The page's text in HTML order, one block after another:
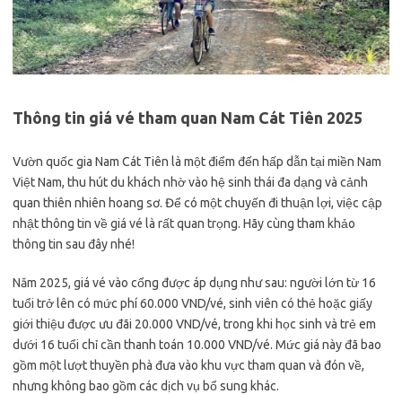
Thông tin giá vé tham quan Nam Cát Tiên 2025
Vườn quốc gia Nam Cát Tiên là một điểm đến hấp dẫn tại miền Nam
Việt Nam, thu hút du khách nhờ vào hệ sinh thái đa dạng và cảnh
quan thiên nhiên hoang sơ. Để có một chuyến đi thuận lợi, việc cập
nhật thông tin về giá vé là rất quan trọng. Hãy cùng tham khảo
thông tin sau đây nhé!
Năm 2025, giá vé vào cổng được áp dụng như sau: người lớn từ 16
tuổi trở lên có mức phí 60.000 VND/vé, sinh viên có thẻ hoặc giấy
giới thiệu được ưu đãi 20.000 VND/vé, trong khi học sinh và trẻ em
dưới 16 tuổi chỉ cần thanh toán 10.000 VND/vé. Mức giá này đã bao
gồm một lượt thuyền phà đưa vào khu vực tham quan và đón về,
nhưng không bao gồm các dịch vụ bổ sung khác.